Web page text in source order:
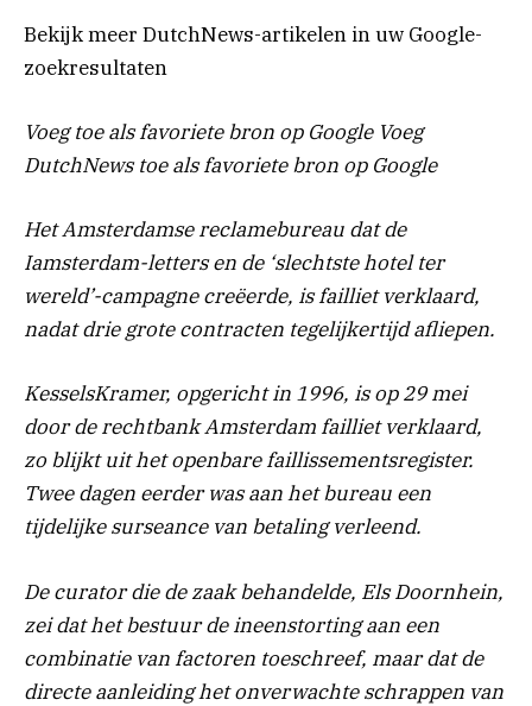
Bekijk meer DutchNews-artikelen in uw Google-
zoekresultaten
Voeg toe als favoriete bron op Google Voeg
DutchNews toe als favoriete bron op Google
Het Amsterdamse reclamebureau dat de
Iamsterdam-letters en de ‘slechtste hotel ter
wereld’-campagne creëerde, is failliet verklaard,
nadat drie grote contracten tegelijkertijd afliepen.
KesselsKramer, opgericht in 1996, is op 29 mei
door de rechtbank Amsterdam failliet verklaard,
zo blijkt uit het openbare faillissementsregister.
Twee dagen eerder was aan het bureau een
tijdelijke surseance van betaling verleend.
De curator die de zaak behandelde, Els Doornhein,
zei dat het bestuur de ineenstorting aan een
combinatie van factoren toeschreef, maar dat de
directe aanleiding het onverwachte schrappen van